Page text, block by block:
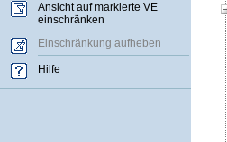
Ansicht auf markierte VE
einschränken
Einschränkung aufheben
Hilfe